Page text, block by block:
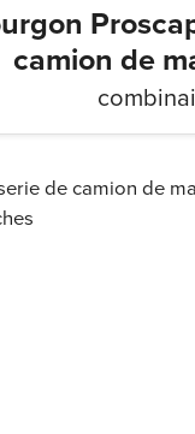
camion de